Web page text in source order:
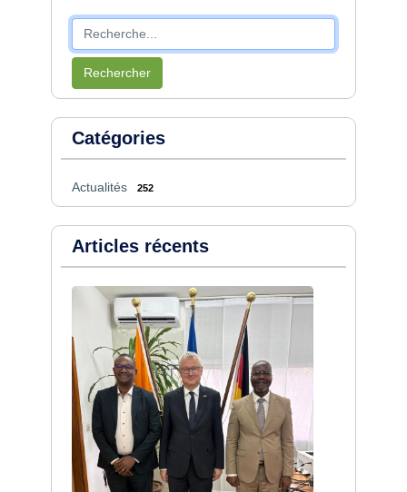
Rechercher
Catégories
Actualités 252
Articles récents